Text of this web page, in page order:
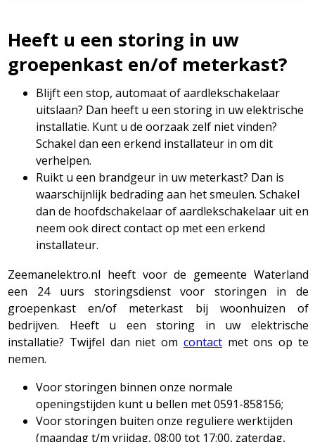
Heeft u een storing in uw
groepenkast en/of meterkast?
Blijft een stop, automaat of aardlekschakelaar
uitslaan? Dan heeft u een storing in uw elektrische
installatie. Kunt u de oorzaak zelf niet vinden?
Schakel dan een erkend installateur in om dit
verhelpen.
Ruikt u een brandgeur in uw meterkast? Dan is
waarschijnlijk bedrading aan het smeulen. Schakel
dan de hoofdschakelaar of aardlekschakelaar uit en
neem ook direct contact op met een erkend
installateur.
Zeemanelektro.nl heeft voor de gemeente Waterland
een 24 uurs storingsdienst voor storingen in de
groepenkast en/of meterkast bij woonhuizen of
bedrijven. Heeft u een storing in uw elektrische
installatie? Twijfel dan niet om contactmet ons op te
nemen.
Voor storingen binnen onze normale
openingstijden kunt u bellen met 0591-858156;
Voor storingen buiten onze reguliere werktijden
(maandag t/m vrijdag, 08:00 tot 17:00, zaterdag,